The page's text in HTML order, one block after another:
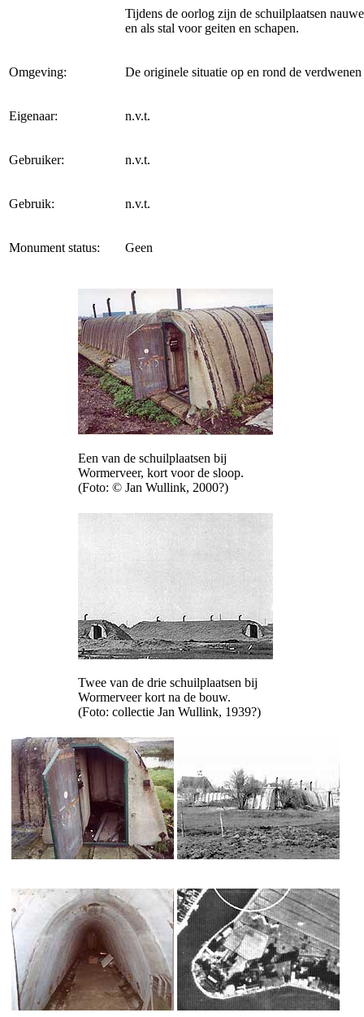
Tijdens de oorlog zijn de schuilplaatsen
en als stal voor geiten en schapen.
Omgeving: De originele situatie op en rond de
Eigenaar: n.v.t.
Gebruiker: n.v.t.
Gebruik: n.v.t.
Monument status: Geen
Een van de schuilplaatsen bij
Wormerveer, kort voor de sloop.
(Foto: © Jan Wullink, 2000?)
Twee van de drie schuilplaatsen bij
Wormerveer kort na de bouw.
(Foto: collectie Jan Wullink, 1939?)